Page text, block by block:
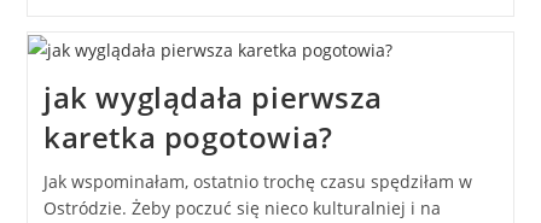
jak wyglądała pierwsza
karetka pogotowia?
Jak wspominałam, ostatnio trochę czasu spędziłam w
Ostródzie. Żeby poczuć się nieco kulturalniej i na